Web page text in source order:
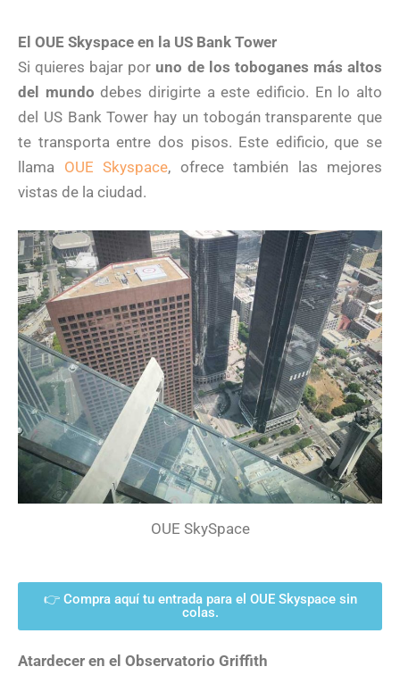
El OUE Skyspace en la US Bank Tower
Si quieres bajar por uno de los toboganes más altos
del mundo debes dirigirte a este edificio. En lo alto
del US Bank Tower hay un tobogán transparente que
te transporta entre dos pisos. Este edificio, que se
llama OUE Skyspace, ofrece también las mejores
vistas de la ciudad.
OUE SkySpace
👉 Compra aquí tu entrada para el OUE Skyspace sin
colas.
Atardecer en el Observatorio Griffith